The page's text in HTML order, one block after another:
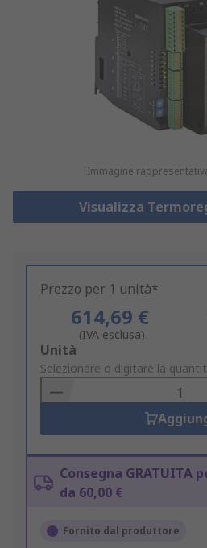
Immagine
Visualizza
Prezzo per 1 unità*
614,69 €
(IVA esclusa)
Add
to
Basket
Unità
Selezionare o digitare la
Consegna GRATUITA
da 60,00 €
Fornito dal produttore